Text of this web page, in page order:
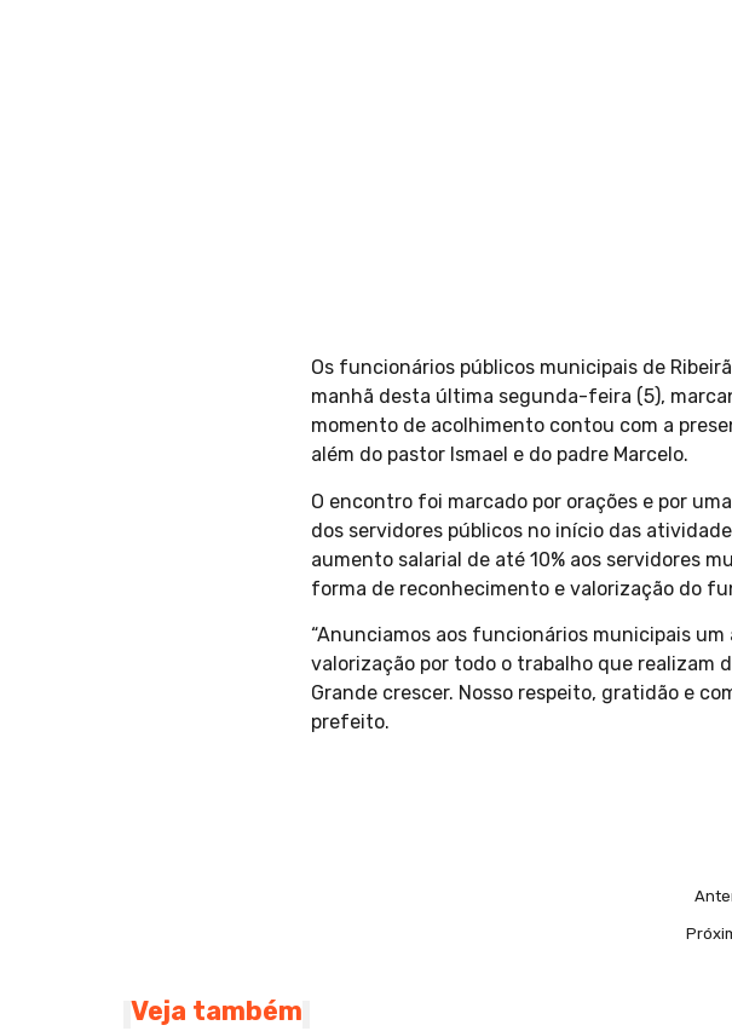
Os funcionários públicos municipais de
manhã desta última segunda-feira (5),
momento de acolhimento contou com a
além do pastor Ismael e do padre Marcelo.
O encontro foi marcado por orações e por
dos servidores públicos no início das
aumento salarial de até 10% aos servidores
forma de reconhecimento e valorização do
“Anunciamos aos funcionários municipais
valorização por todo o trabalho que realizam
Grande crescer. Nosso respeito, gratidão e
prefeito.
Veja também